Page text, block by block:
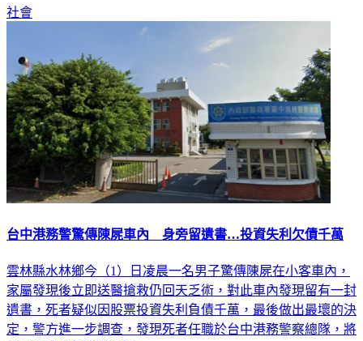
社會
台中港務警驚傳陳屍車內 身旁留遺書…投資失利欠債千萬
雲林縣水林鄉今（1）日凌晨一名男子驚傳陳屍在小客車內，
家屬發現後立即送醫搶救仍回天乏術，對此車內發現留有一封
遺書，死者疑似因股票投資失利負債千萬，最後做出最壞的決
定，警方進一步調查，發現死者任職於台中港務警察總隊，將